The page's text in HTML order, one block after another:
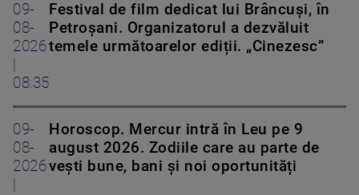
09-
08-
2026
08:35
Festival de film dedicat lui Brâncuși, în
Petroșani. Organizatorul a dezvăluit
temele următoarelor ediții. „Cinezesc”
09-
08-
2026
Horoscop. Mercur intră în Leu pe 9
august 2026. Zodiile care au parte de
vești bune, bani și noi oportunități